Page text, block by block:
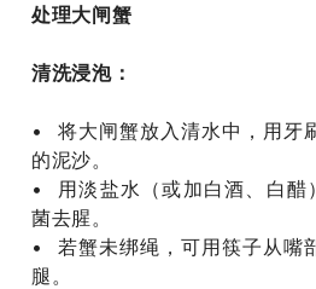
处理大闸蟹
清洗浸泡‌：
• 将大闸蟹放入清水中，用牙
的泥沙‌。
• 用淡盐水（或加白酒、白醋
菌去腥‌。
• 若蟹未绑绳，可用筷子从嘴
腿‌。